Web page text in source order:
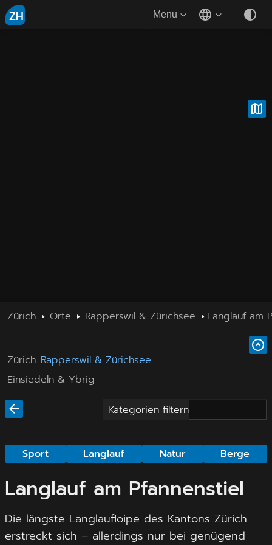
ZH Menu
Zürich Orte Rapperswil & Zürichsee Langlauf am
Zürich Rapperswil & Zürichsee
Einsiedeln & Ybrig
Kategorien filtern
Sport Langlauf Natur Berge
Langlauf am Pfannenstiel
Die längste Langlaufloipe des Kantons Zürich
erstreckt sich – allerdings nur bei genügend